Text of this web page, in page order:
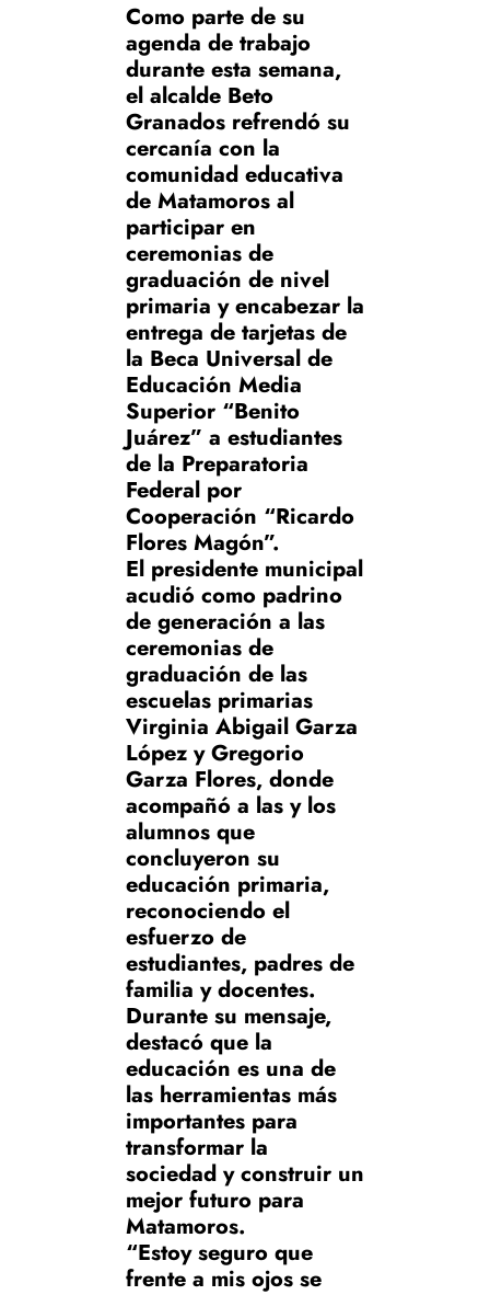
Como parte de su
agenda de trabajo
durante esta semana,
el alcalde Beto
Granados refrendó su
cercanía con la
comunidad educativa
de Matamoros al
participar en
ceremonias de
graduación de nivel
primaria y encabezar la
entrega de tarjetas de
la Beca Universal de
Educación Media
Superior “Benito
Juárez” a estudiantes
de la Preparatoria
Federal por
Cooperación “Ricardo
Flores Magón”.
El presidente municipal
acudió como padrino
de generación a las
ceremonias de
graduación de las
escuelas primarias
Virginia Abigail Garza
López y Gregorio
Garza Flores, donde
acompañó a las y los
alumnos que
concluyeron su
educación primaria,
reconociendo el
esfuerzo de
estudiantes, padres de
familia y docentes.
Durante su mensaje,
destacó que la
educación es una de
las herramientas más
importantes para
transformar la
sociedad y construir un
mejor futuro para
Matamoros.
“Estoy seguro que
frente a mis ojos se